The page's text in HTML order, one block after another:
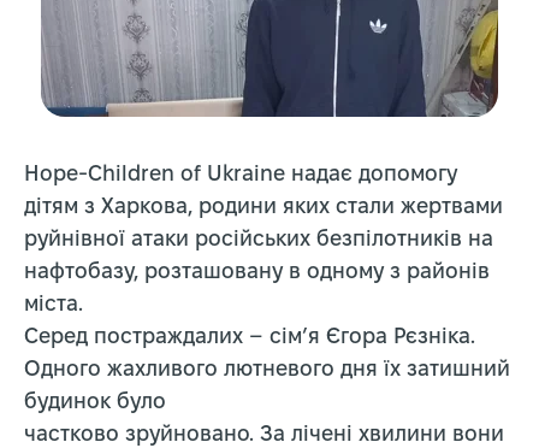
Hope-Children of Ukraine надає допомогу
дітям з Харкова, родини яких стали жертвами
руйнівної атаки російських безпілотників на
нафтобазу, розташовану в одному з районів
міста.
Серед постраждалих – сім’я Єгора Рєзніка.
Одного жахливого лютневого дня їх затишний
будинок було
частково зруйновано. За лічені хвилини вони